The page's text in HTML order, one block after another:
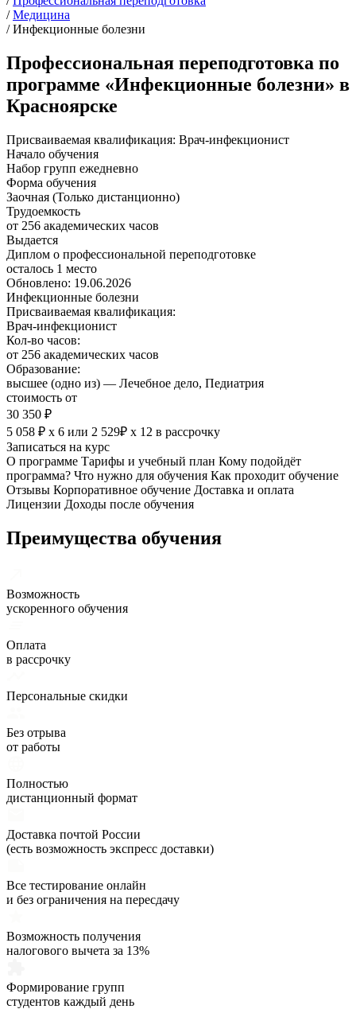
/ Медицина
/ Инфекционные болезни
Профессиональная переподготовка по
программе «Инфекционные болезни» в
Красноярске
Присваиваемая квалификация: Врач-инфекционист
Начало обучения
Набор групп ежедневно
Форма обучения
Заочная (Только дистанционно)
Трудоемкость
от 256 академических часов
Выдается
Диплом о профессиональной переподготовке
осталось 1 место
Обновлено: 19.06.2026
Инфекционные болезни
Присваиваемая квалификация:
Врач-инфекционист
Кол-во часов:
от 256 академических часов
Образование:
высшее (одно из) — Лечебное дело, Педиатрия
стоимость от
30 350 ₽
5 058 ₽ х 6 или 2 529₽ х 12 в рассрочку
Записаться на курс
О программе Тарифы и учебный план Кому подойдёт
программа? Что нужно для обучения Как проходит обучение
Отзывы Корпоративное обучение Доставка и оплата
Лицензии Доходы после обучения
Преимущества обучения
Возможность
ускоренного обучения
Оплата
в рассрочку
Персональные скидки
Без отрыва
от работы
Полностью
дистанционный формат
Доставка почтой России
(есть возможность экспресс доставки)
Все тестирование онлайн
и без ограничения на пересдачу
Возможность получения
налогового вычета за 13%
Формирование групп
студентов каждый день